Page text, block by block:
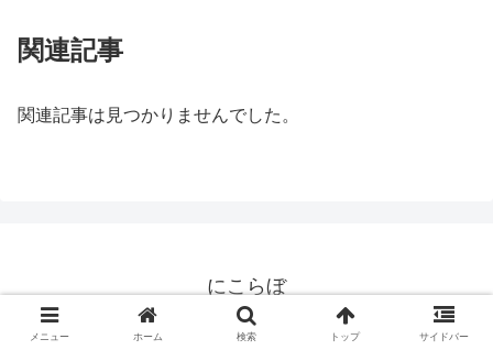
関連記事
関連記事は見つかりませんでした。
にこらぼ
© 2018 にこらぼ.
メニュー ホーム 検索 トップ サイドバー